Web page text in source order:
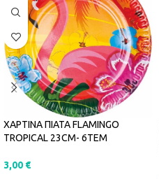
ΧΑΡΤΙΝΑ ΠΙΑΤΑ FLAMINGO
TROPICAL 23CM- 6ΤΕΜ
3,00 €